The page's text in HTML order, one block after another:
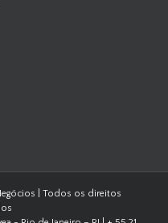
| Todos os direitos